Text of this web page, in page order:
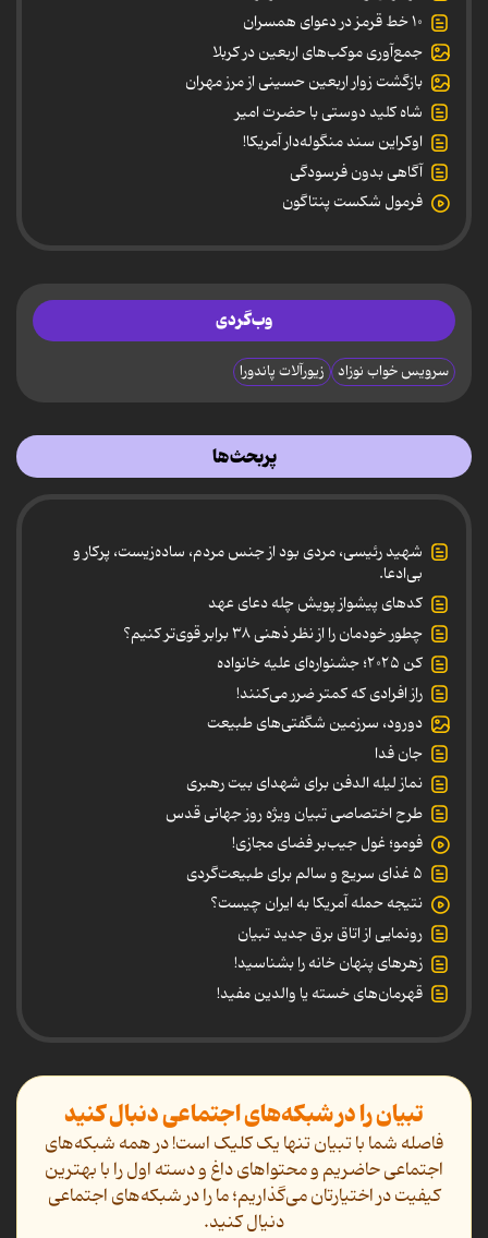
۱۰ خط قرمز در دعوای همسران
جمع‌آوری موکب‌های اربعین در کربلا
بازگشت زوار اربعین حسینی از مرز مهران
شاه کلید دوستی با حضرت امیر
اوکراین سند منگوله‌دار آمریکا!
آگاهی بدون فرسودگی
فرمول شکست پنتاگون
وب‌گردی
سرویس خواب نوزاد زیورآلات پاندورا
پربحث‌ها
شهید رئیسی، مردی بود از جنس مردم، ساده‌زیست، پرکار و
بی‌ادعا.
کدهای پیشواز پویش چله دعای عهد
چطور خودمان را از نظر ذهنی ۳۸ برابر قوی‌تر کنیم؟
کن ۲۰۲۵؛ جشنواره‌ای علیه خانواده
راز افرادی که کمتر ضرر می‌کنند!
دورود، سرزمین شگفتی‌های طبیعت
جان فدا
نماز لیله الدفن برای شهدای بیت رهبری
طرح اختصاصی تبیان ویژه روز جهانی قدس
فومو؛ غول جیب‌بر فضای مجازی!
۵ غذای سریع و سالم برای طبیعت‌گردی
نتیجه حمله آمریکا به ایران چیست؟
رونمایی از اتاق برق جدید تبیان
زهرهای پنهان خانه را بشناسید!
قهرمان‌های خسته یا والدین مفید!
تبیان را در شبکه‌های اجتماعی دنبال کنید
فاصله شما با تبیان تنها یک کلیک است! در همه شبکه‌های
اجتماعی حاضریم و محتواهای داغ و دسته اول را با بهترین
کیفیت در اختیارتان می‌گذاریم؛ ما را در شبکه‌های اجتماعی
دنیال کنید.